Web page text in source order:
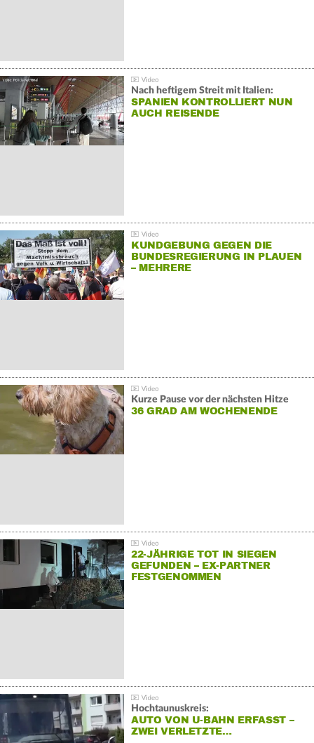
Nach heftigem Streit mit Italien:
SPANIEN KONTROLLIERT NUN
AUCH REISENDE
KUNDGEBUNG GEGEN DIE
BUNDESREGIERUNG IN PLAUEN
– MEHRERE
Kurze Pause vor der nächsten Hitze
36 GRAD AM WOCHENENDE
22-JÄHRIGE TOT IN SIEGEN
GEFUNDEN – EX-PARTNER
FESTGENOMMEN
Hochtaunuskreis:
AUTO VON U-BAHN ERFASST –
ZWEI VERLETZTE…